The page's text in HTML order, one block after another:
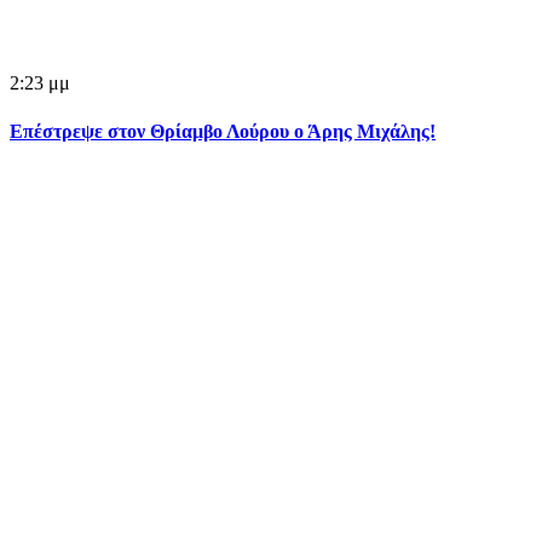
2:23 μμ
Επέστρεψε στον Θρίαμβο Λούρου ο Άρης Μιχάλης!